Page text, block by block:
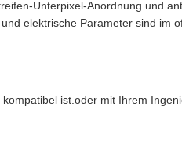
Unterpixel-Anordnung und
elektrische Parameter sind im
ist.oder mit Ihrem